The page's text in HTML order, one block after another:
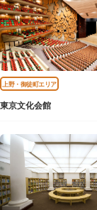
上野・御徒町エリア
東京文化会館